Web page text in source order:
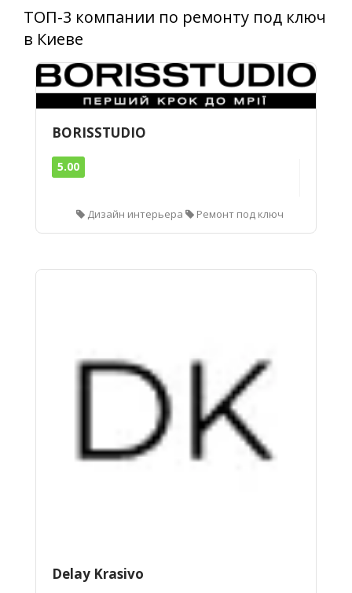
ТОП-3 компании по ремонту под ключ
в Киеве
BORISSTUDIO
5.00
Дизайн интерьера Ремонт под ключ
Delay Krasivo